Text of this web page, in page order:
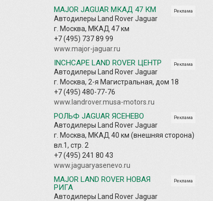
Реклама
MAJOR JAGUAR МКАД 47 КМ
Автодилеры Land Rover Jaguar
г. Москва, МКАД 47 км
+7 (495) 737 89 99
www.major-jaguar.ru
Реклама
INCHCAPE LAND ROVER ЦЕНТР
Автодилеры Land Rover Jaguar
г. Москва, 2-я Магистральная, дом 18
+7 (495) 480-77-76
www.landrover.musa-motors.ru
Реклама
РОЛЬФ JAGUAR ЯСЕНЕВО
Автодилеры Land Rover Jaguar
г. Москва, МКАД 40 км (внешняя сторона)
вл.1, стр. 2
+7 (495) 241 80 43
www.jaguaryasenevo.ru
Реклама
MAJOR LAND ROVER НОВАЯ
РИГА
Автодилеры Land Rover Jaguar